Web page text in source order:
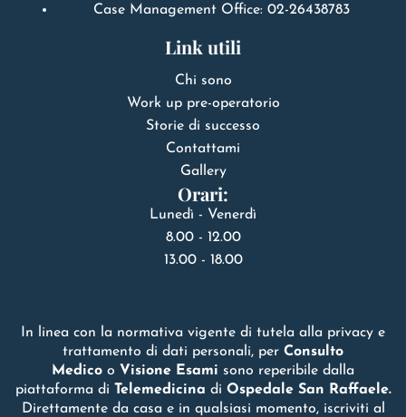
Case Management Office: 02-26438783
Link utili
Chi sono
Work up pre-operatorio
Storie di successo
Contattami
Gallery
Orari:
Lunedì - Venerdì
8.00 - 12.00
13.00 - 18.00
In linea con la normativa vigente di tutela alla privacy e
trattamento di dati personali, per Consulto
Medico o Visione Esami sono reperibile dalla
piattaforma di Telemedicina di Ospedale San Raffaele.
Direttamente da casa e in qualsiasi momento, iscriviti al